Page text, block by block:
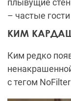
– частые
КИМ
Ким редко
с тегом